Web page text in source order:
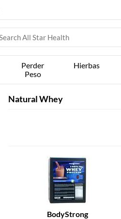
Perder
Peso
Hierbas
Natural Whey
BodyStrong